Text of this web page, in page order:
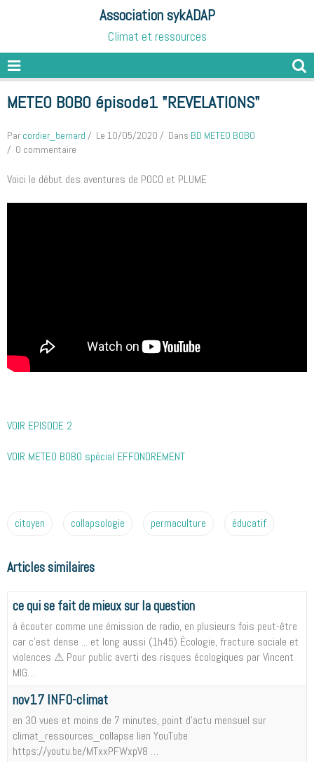
Association sykADAP
Climat et ressources
METEO BOBO épisode1 "REVELATIONS"
Par cordier_bernard Le 10/05/2020 Dans BD METEO BOBO
0 commentaire
Voici le début des aventures de POCO et PLUME
VOIR EPISODE 2
VOIR METEO BOBO spécial EFFONDREMENT
citoyen collapsologie permaculture éducatif
Articles similaires
ce qui se fait de mieux sur la question
à écouter comme une émission de radio, en plusieurs fois peut-être
car c'est dense ... et long aussi (1h45) Écologie, fracture sociale et
violences ⚠ Pour public averti des risques écologiques par Vincent
MIG…
nov17 INFO-climat
en 30 vues et moins de 7 minutes, point d'actu mensuel sur
climat_ressources_collapse lien YouTube
https://youtu.be/MTxxPFWxpV8 …